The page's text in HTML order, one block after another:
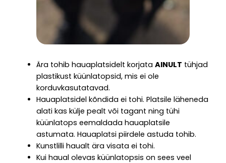
Ära tohib hauaplatsidelt korjata AINULT tühjad
plastikust küünlatopsid, mis ei ole
korduvkasutatavad.
Hauaplatsidel kõndida ei tohi. Platsile läheneda
alati kas külje pealt või tagant ning tühi
küünlatops eemaldada hauaplatsile
astumata. Hauaplatsi piirdele astuda tohib.
Kunstlilli haualt ära visata ei tohi.
Kui haual olevas küünlatopsis on sees veel